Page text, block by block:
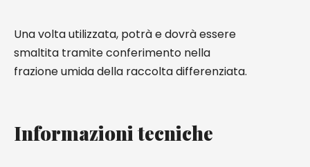
Una volta utilizzata, potrà e dovrà essere
smaltita tramite conferimento nella
frazione umida della raccolta differenziata.
Informazioni tecniche